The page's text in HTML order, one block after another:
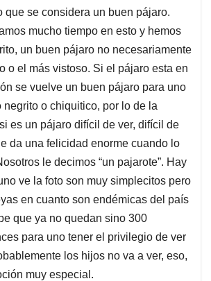
se considera un buen pájaro.
mucho tiempo en esto y hemos
un buen pájaro no necesariamente
o el más vistoso. Si el pájaro esta en
se vuelve un buen pájaro para uno
negrito o chiquitico, por lo de la
es un pájaro difícil de ver, difícil de
da una felicidad enorme cuando lo
le decimos “un pajarote”. Hay
ve la foto son muy simplecitos pero
en cuanto son endémicas del país
que ya no quedan sino 300
para uno tener el privilegio de ver
los hijos no va a ver, eso,
muy especial.